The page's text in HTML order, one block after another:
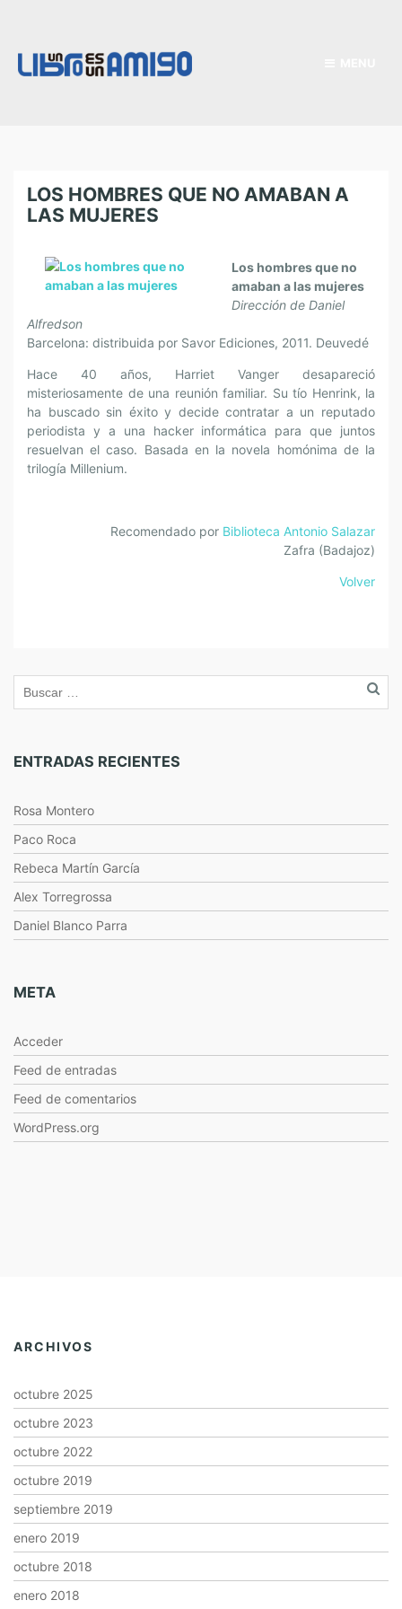
LOS HOMBRES QUE NO AMABAN A
LAS MUJERES
Los hombres que no
amaban a las mujeres
Dirección de Daniel
Alfredson
Barcelona: distribuida por Savor Ediciones, 2011. Deuvedé
Hace 40 años, Harriet Vanger desapareció
misteriosamente de una reunión familiar. Su tío Henrink, la
ha buscado sin éxito y decide contratar a un reputado
periodista y a una hacker informática para que juntos
resuelvan el caso. Basada en la novela homónima de la
trilogía Millenium.
Recomendado por Biblioteca Antonio Salazar
Zafra (Badajoz)
Volver
ENTRADAS RECIENTES
Rosa Montero
Paco Roca
Rebeca Martín García
Alex Torregrossa
Daniel Blanco Parra
META
Acceder
Feed de entradas
Feed de comentarios
WordPress.org
ARCHIVOS
octubre 2025
octubre 2023
octubre 2022
octubre 2019
septiembre 2019
enero 2019
octubre 2018
enero 2018